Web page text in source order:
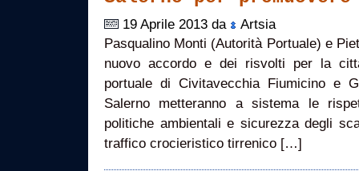
19 Aprile 2013 da
Artsia
Pasqualino Monti (Autorità Portuale) e
nuovo accordo e dei risvolti per la
portuale di Civitavecchia Fiumicino e
Salerno metteranno a sistema le
politiche ambientali e sicurezza degli
traffico crocieristico tirrenico […]